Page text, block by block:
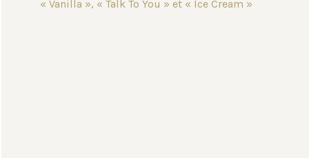
« Vanilla », « Talk To You » et « Ice Cream »